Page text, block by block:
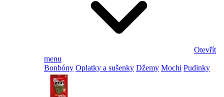
Otevřít
menu
Bonbóny Oplatky a sušenky Džemy Mochi Pudinky